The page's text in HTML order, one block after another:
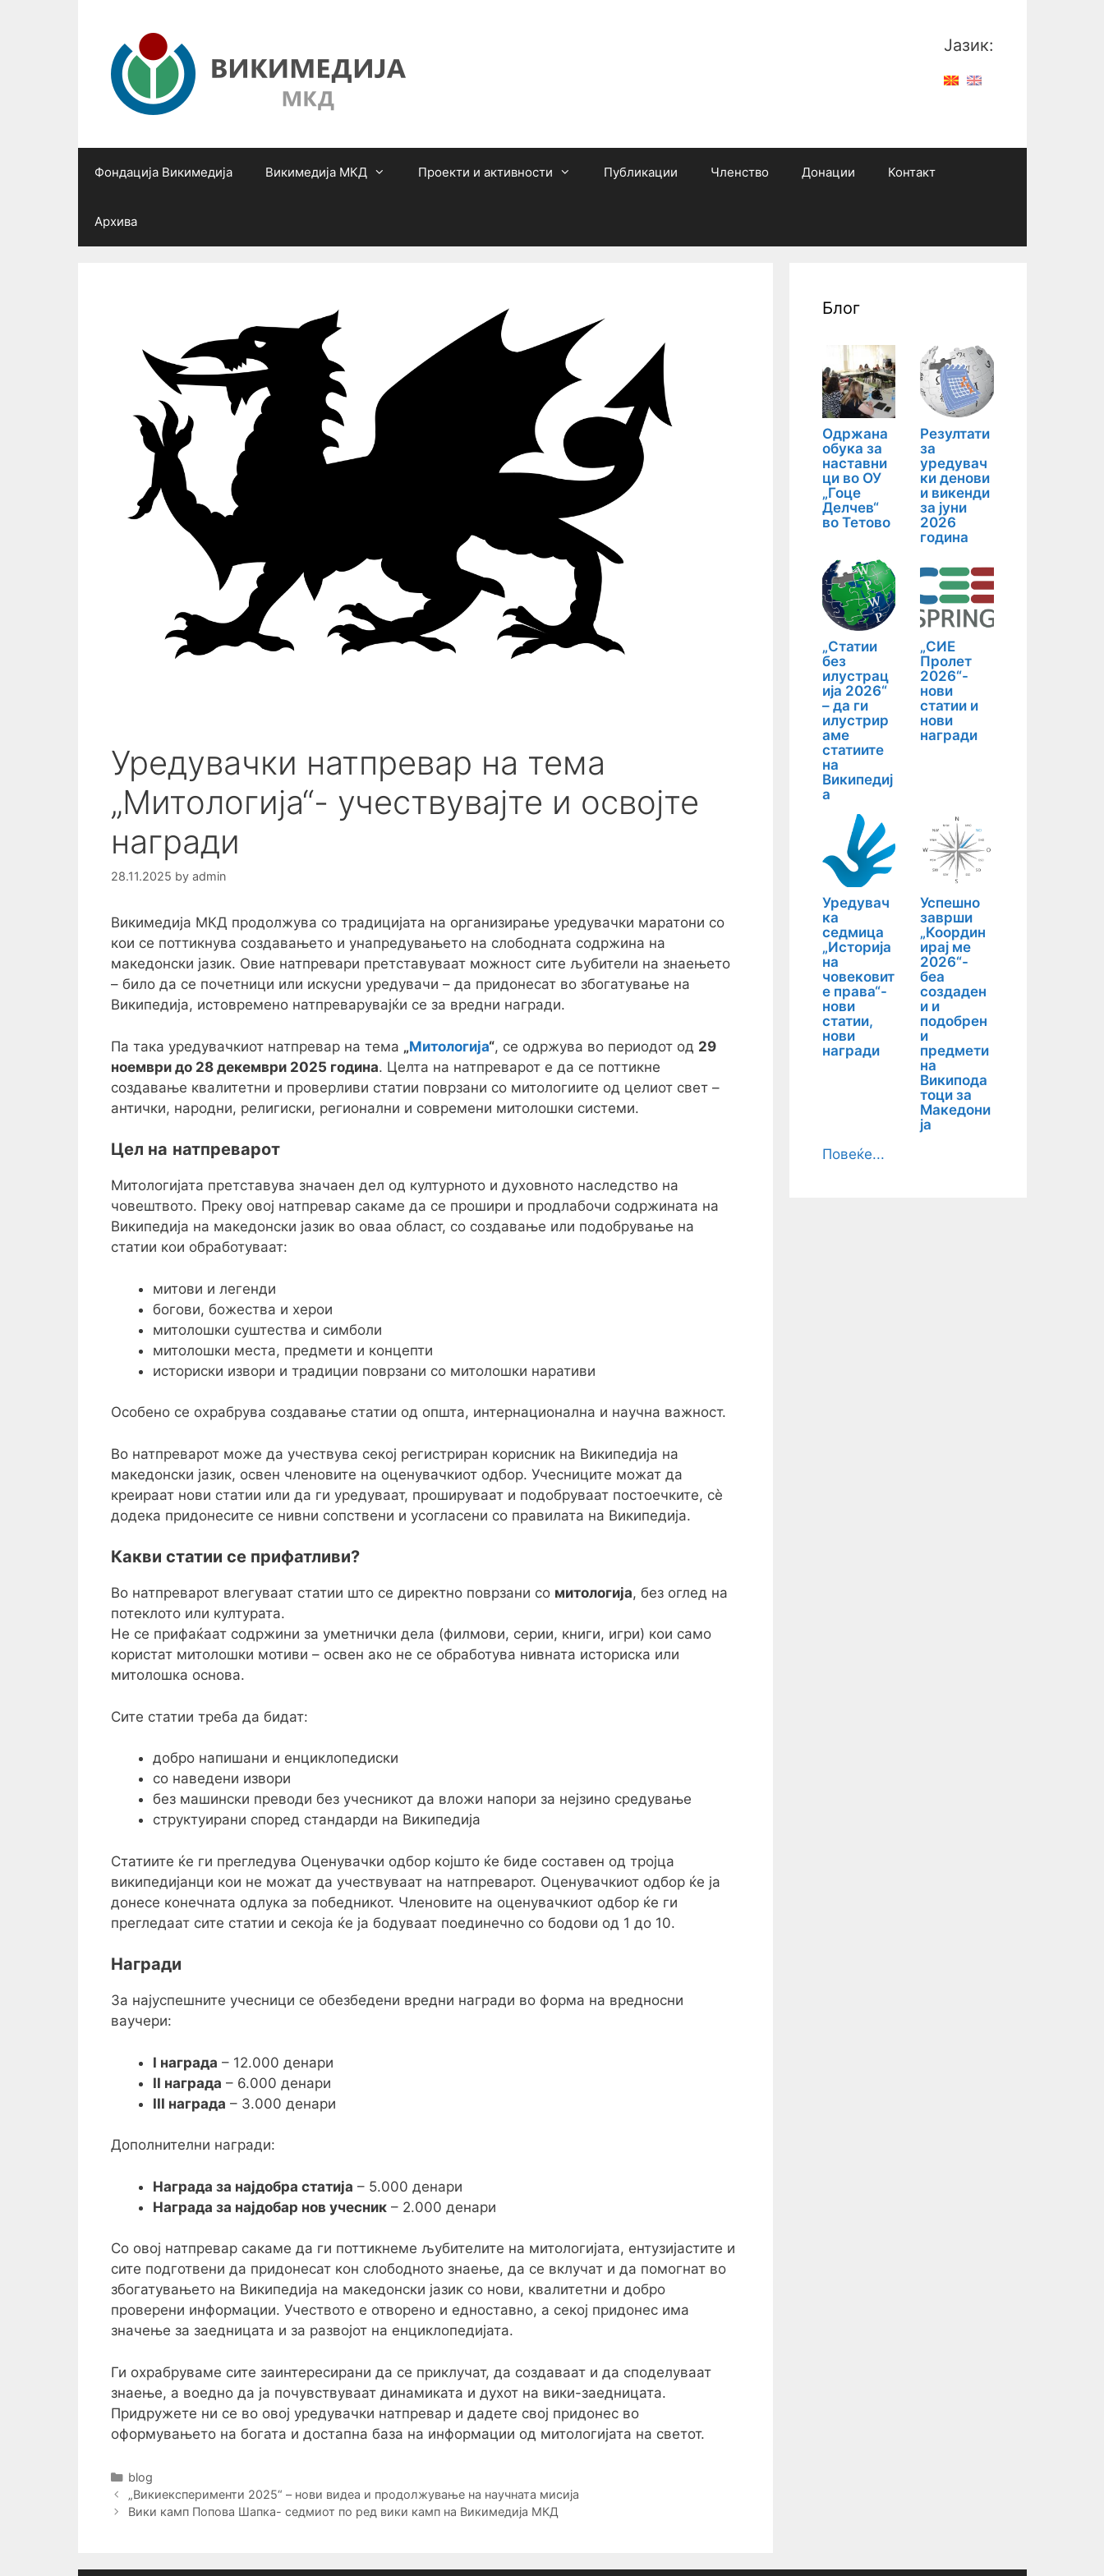
Јазик:
Фондација Викимедија Викимедија МКД Проекти и активности Публикации Членство Донации Контакт
Архива
Уредувачки натпревар на тема
„Митологија“- учествувајте и освојте
награди
28.11.2025 by admin
Викимедија МКД продолжува со традицијата на организирање уредувачки маратони со
кои се поттикнува создавањето и унапредувањето на слободната содржина на
македонски јазик. Овие натпревари претставуваат можност сите љубители на знаењето
– било да се почетници или искусни уредувачи – да придонесат во збогатување на
Википедија, истовремено натпреварувајќи се за вредни награди.
Па така уредувачкиот натпревар на тема „Митологија“, се одржува во периодот од 29
ноември до 28 декември 2025 година. Целта на натпреварот е да се поттикне
создавање квалитетни и проверливи статии поврзани со митологиите од целиот свет –
антички, народни, религиски, регионални и современи митолошки системи.
Цел на натпреварот
Митологијата претставува значаен дел од културното и духовното наследство на
човештвото. Преку овој натпревар сакаме да се прошири и продлабочи содржината на
Википедија на македонски јазик во оваа област, со создавање или подобрување на
статии кои обработуваат:
митови и легенди
богови, божества и херои
митолошки суштества и симболи
митолошки места, предмети и концепти
историски извори и традиции поврзани со митолошки наративи
Особено се охрабрува создавање статии од општа, интернационална и научна важност.
Во натпреварот може да учествува секој регистриран корисник на Википедија на
македонски јазик, освен членовите на оценувачкиот одбор. Учесниците можат да
креираат нови статии или да ги уредуваат, прошируваат и подобруваат постоечките, сè
додека придонесите се нивни сопствени и усогласени со правилата на Википедија.
Какви статии се прифатливи?
Во натпреварот влегуваат статии што се директно поврзани со митологија, без оглед на
потеклото или културата.
Не се прифаќаат содржини за уметнички дела (филмови, серии, книги, игри) кои само
користат митолошки мотиви – освен ако не се обработува нивната историска или
митолошка основа.
Сите статии треба да бидат:
добро напишани и енциклопедиски
со наведени извори
без машински преводи без учесникот да вложи напори за нејзино средување
структуирани според стандарди на Википедија
Статиите ќе ги прегледува Оценувачки одбор којшто ќе биде составен од тројца
википедијанци кои не можат да учествуваат на натпреварот. Оценувачкиот одбор ќе ја
донесе конечната одлука за победникот. Членовите на оценувачкиот одбор ќе ги
прегледаат сите статии и секоја ќе ја бодуваат поединечно со бодови од 1 до 10.
Награди
За најуспешните учесници се обезбедени вредни награди во форма на вредносни
ваучери:
I награда – 12.000 денари
II награда – 6.000 денари
III награда – 3.000 денари
Дополнителни награди:
Награда за најдобра статија – 5.000 денари
Награда за најдобар нов учесник– 2.000 денари
Со овој натпревар сакаме да ги поттикнеме љубителите на митологијата, ентузијастите и
сите подготвени да придонесат кон слободното знаење, да се вклучат и да помогнат во
збогатувањето на Википедија на македонски јазик со нови, квалитетни и добро
проверени информации. Учеството е отворено и едноставно, а секој придонес има
значење за заедницата и за развојот на енциклопедијата.
Ги охрабруваме сите заинтересирани да се приклучат, да создаваат и да споделуваат
знаење, а воедно да ја почувствуваат динамиката и духот на вики-заедницата.
Придружете ни се во овој уредувачки натпревар и дадете свој придонес во
оформувањето на богата и достапна база на информации од митологијата на светот.
Categories
blog
Post
navigation
„Викиексперименти 2025“ – нови видеа и продолжување на научната мисија
Вики камп Попова Шапка- седмиот по ред вики камп на Викимедија МКД
Блог
Одржана
обука за
наставни
ци во ОУ
„Гоце
Делчев“
во Тетово
Резултати
за
уредувач
ки денови
и викенди
за јуни
2026
година
„Статии
без
илустрац
ија 2026“
– да ги
илустрир
аме
статиите
на
Википедиј
а
„СИЕ
Пролет
2026“-
нови
статии и
нови
награди
Уредувач
ка
седмица
„Историја
на
човековит
е права“-
нови
статии,
нови
награди
Успешно
заврши
„Координ
ирај ме
2026“-
беа
создаден
и и
подобрен
и
предмети
на
Википода
тоци за
Македони
ја
Повеќе...